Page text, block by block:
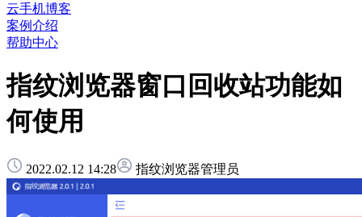
云手机博客
案例介绍
帮助中心
指纹浏览器窗口回收站功能如
何使用
2022.02.12 14:28 指纹浏览器管理员